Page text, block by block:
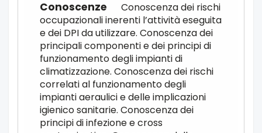
Conoscenza dei rischi
occupazionali inerenti l’attività eseguita
e dei DPI da utilizzare. Conoscenza dei
principali componenti e dei principi di
funzionamento degli impianti di
climatizzazione. Conoscenza dei rischi
correlati al funzionamento degli
impianti aeraulici e delle implicazioni
igienico sanitarie. Conoscenza dei
principi di infezione e cross